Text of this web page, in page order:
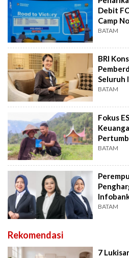
Debit
Camp
BATAM
BRI
Seluruh
Inklusif
BATAM
Fokus
BATAM
BATAM
Rekomendasi
7